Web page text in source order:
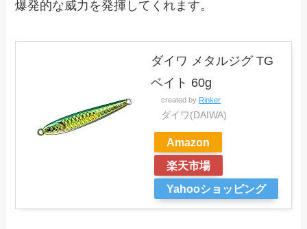
爆発的な威力を発揮してくれます。
ダイワ メタルジグ TG
ベイト 60g
created by Rinker
ダイワ(DAIWA)
Amazon
楽天市場
Yahooショッピング